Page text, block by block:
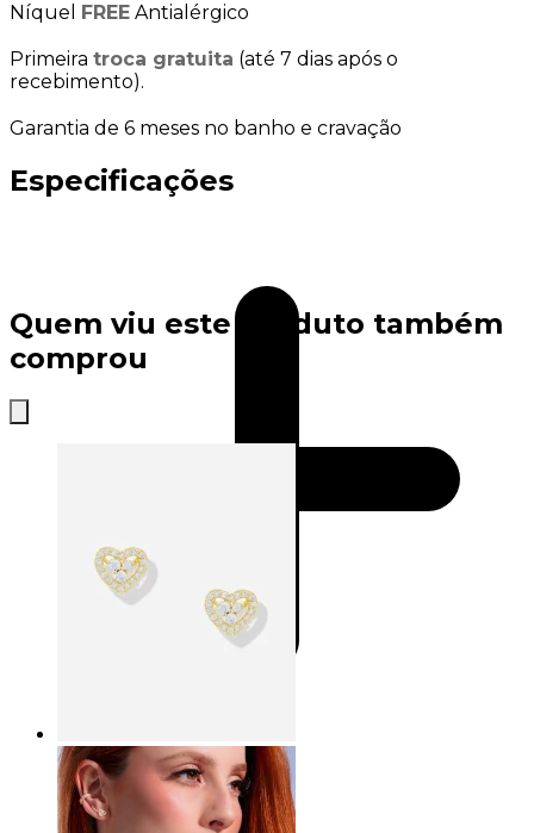
Níquel FREE Antialérgico
Primeira troca gratuita (até 7 dias após o
recebimento).
Garantia de 6 meses no banho e cravação
Especificações
Quem viu este produto também
comprou